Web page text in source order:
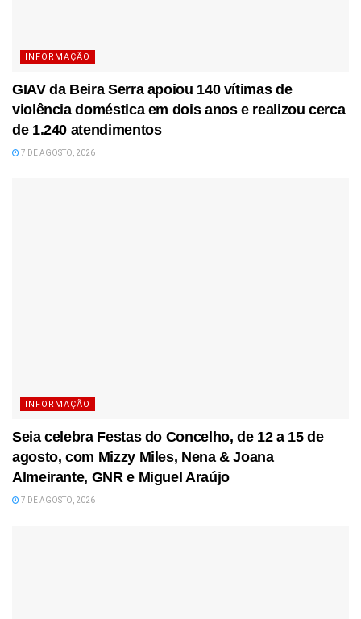
INFORMAÇÃO
GIAV da Beira Serra apoiou 140 vítimas de
violência doméstica em dois anos e realizou cerca
de 1.240 atendimentos
7 DE AGOSTO, 2026
INFORMAÇÃO
Seia celebra Festas do Concelho, de 12 a 15 de
agosto, com Mizzy Miles, Nena & Joana
Almeirante, GNR e Miguel Araújo
7 DE AGOSTO, 2026